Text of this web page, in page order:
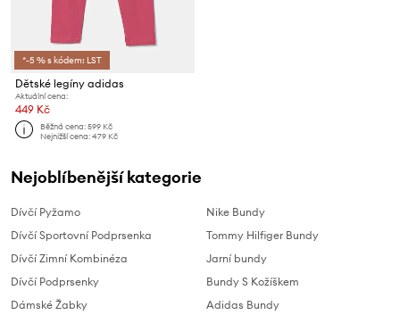
*-5 % s kódem: LST
Dětské legíny adidas
Aktuální cena:
449 Kč
Běžná cena:599 Kč
Nejnižší cena:479 Kč
Nejoblíbenější kategorie
Dívčí Pyžamo
Dívčí Sportovní Podprsenka
Dívčí Zimní Kombinéza
Dívčí Podprsenky
Dámské Žabky
Nike Bundy
Tommy Hilfiger Bundy
Jarní bundy
Bundy S Kožíškem
Adidas Bundy